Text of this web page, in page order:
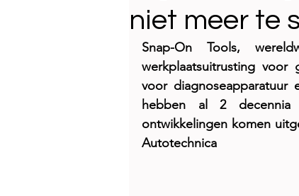
Reportages
niet meer te
Snap-On Tools,
werkplaatsuitrusting voor
voor
hebben al 2 decennia
ontwikkelingen komen
Autotechnica